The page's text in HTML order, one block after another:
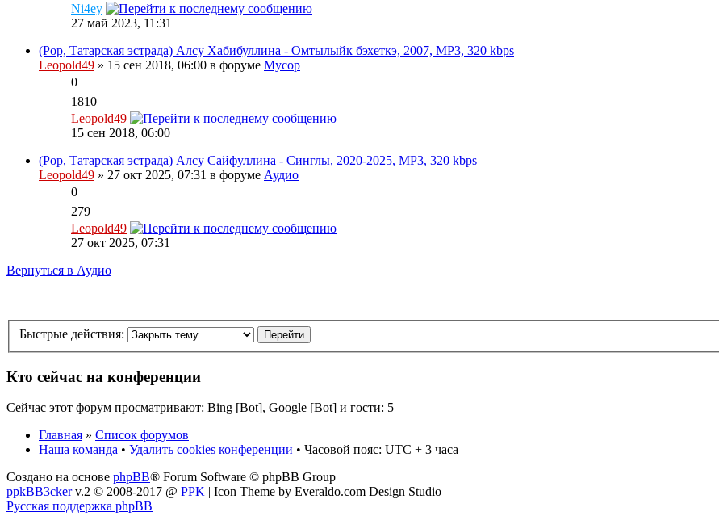
Ni4ey
27 май 2023, 11:31
(Pop, Татарская эстрада) Алсу Хабибуллина - Омтылыйк бэхеткэ, 2007, MP3, 320 kbps
Leopold49 » 15 сен 2018, 06:00 в форуме Мусор
0
1810
Leopold49
15 сен 2018, 06:00
(Pop, Татарская эстрада) Алсу Сайфуллина - Синглы, 2020-2025, MP3, 320 kbps
Leopold49 » 27 окт 2025, 07:31 в форуме Аудио
0
279
Leopold49
27 окт 2025, 07:31
Вернуться в Аудио
Быстрые действия:
Кто сейчас на конференции
Сейчас этот форум просматривают: Bing [Bot], Google [Bot] и гости: 5
Главная » Список форумов
Наша команда • Удалить cookies конференции • Часовой пояс: UTC + 3 часа
Создано на основе phpBB® Forum Software © phpBB Group
ppkBB3ckerv.2 © 2008-2017 @ PPK | Icon Theme by Everaldo.com Design Studio
Русская поддержка phpBB